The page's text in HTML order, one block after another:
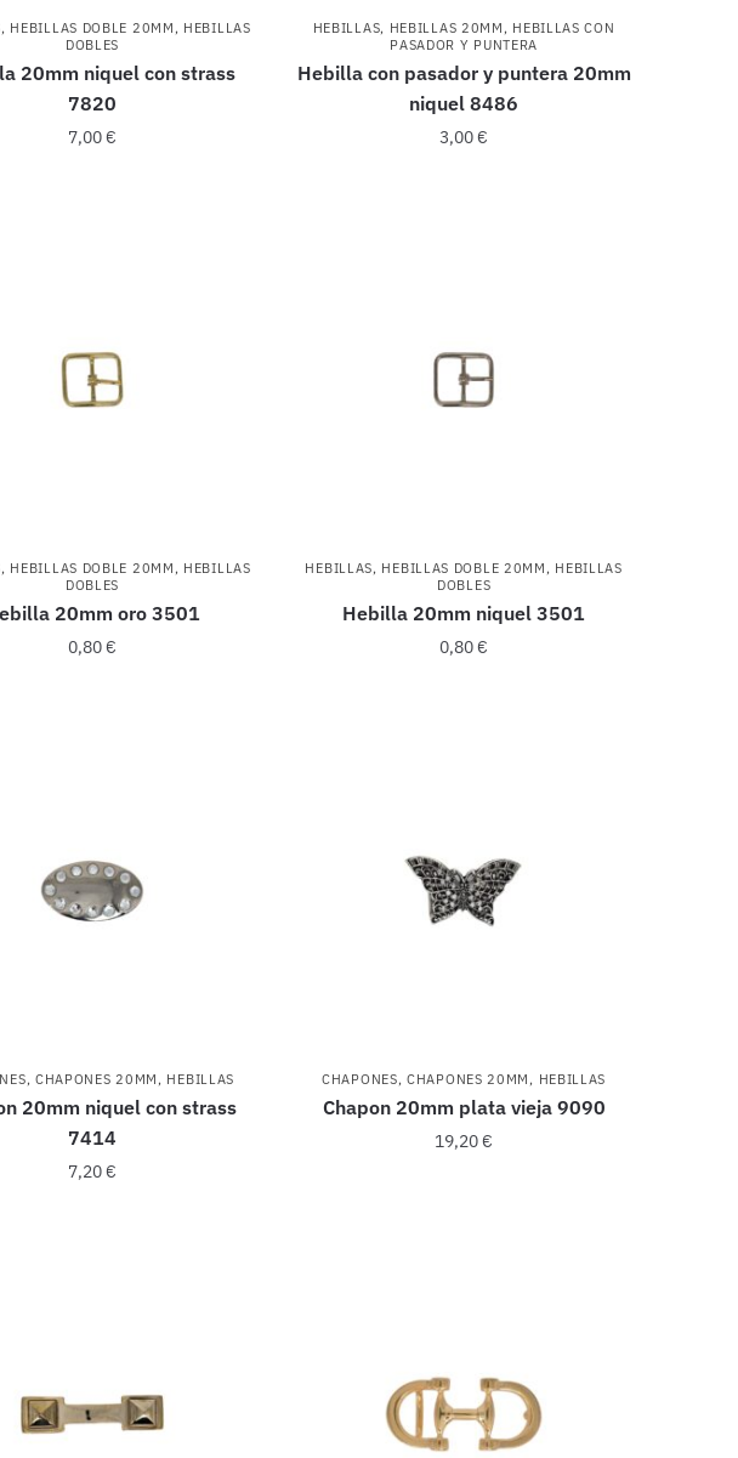
, HEBILLAS DOBLE 20MM , HEBILLAS
DOBLES
20mm niquel con strass
7820
7,00€
HEBILLAS, HEBILLAS 20MM , HEBILLAS CON
PASADOR Y PUNTERA
Hebilla con pasador y puntera 20mm
niquel 8486
3,00€
, HEBILLAS DOBLE 20MM , HEBILLAS
DOBLES
20mm oro 3501
0,80€
HEBILLAS, HEBILLAS DOBLE 20MM , HEBILLAS
DOBLES
Hebilla 20mm niquel 3501
0,80€
, CHAPONES 20MM , HEBILLAS
20mm niquel con strass
7414
7,20€
CHAPONES,CHAPONES 20MM , HEBILLAS
Chapon 20mm plata vieja 9090
19,20€